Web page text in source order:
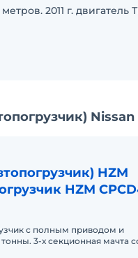
2011 г. двигатель
Nissan
HZM
HZM
с полным приводом и
3-х секционная мачта